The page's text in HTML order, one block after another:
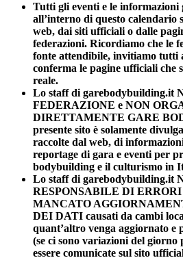
Tutti gli eventi e le
all’interno di questo calendario
web, dai siti ufficiali o dalle
federazioni. Ricordiamo che le
fonte attendibile, invitiamo tutti
conferma le pagine ufficiali che
reale.
Lo staff di garebodybuilding.it
FEDERAZIONE e NON
DIRETTAMENTE GARE
presente sito è solamente
raccolte dal web, di
reportage di gara e eventi per
bodybuilding e il culturismo in
Lo staff di garebodybuilding.it
RESPONSABILE DI
MANCATO
DEI DATI causati da cambi
quant’altro venga aggiornato
(se ci sono variazioni del
essere comunicate sul sito